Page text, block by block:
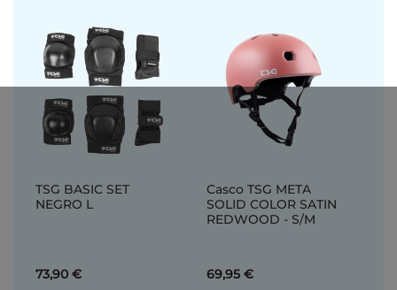
TSG BASIC SET
NEGRO L
73,90 €
Casco TSG META
SOLID COLOR SATIN
REDWOOD - S/M
69,95 €